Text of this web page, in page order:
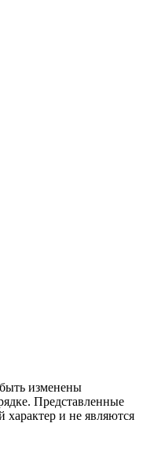
изменены
Представленные
характер и не являются